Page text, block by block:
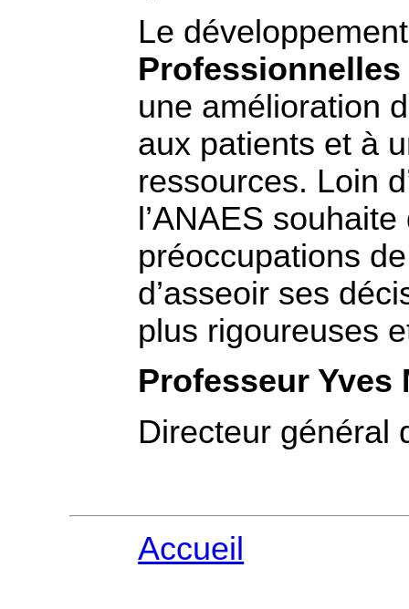
Le
Professionnelles
une amélioration
aux patients et à
ressources. Loin
l’ANAES
préoccupations
d’asseoir ses
plus rigoureuses
Professeur Yves
Directeur général
Accueil